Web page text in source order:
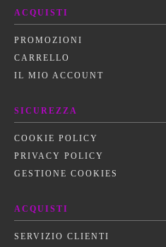
ACQUISTI
PROMOZIONI
CARRELLO
IL MIO ACCOUNT
SICUREZZA
COOKIE POLICY
PRIVACY POLICY
GESTIONE COOKIES
ACQUISTI
SERVIZIO CLIENTI